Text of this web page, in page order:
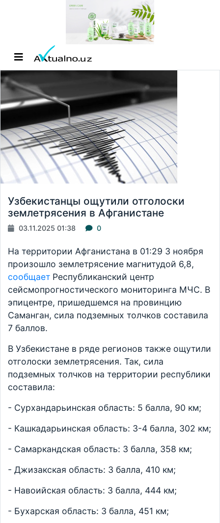
Узбекистанцы ощутили отголоски
землетрясения в Афганистане
03.11.2025 01:38 0
На территории Афганистана в 01:29 3 ноября
произошло землетрясение магнитудой 6,8,
сообщает Республиканский центр
сейсмопрогностического мониторинга МЧС. В
эпицентре, пришедшемся на провинцию
Саманган, сила подземных толчков составила
7 баллов.
В Узбекистане в ряде регионов также ощутили
отголоски землетрясения. Так, сила
подземных толчков на территории республики
составила:
- Сурхандарьинская область: 5 балла, 90 км;
- Кашкадарьинская область: 3-4 балла, 302 км;
- Самаркандская область: 3 балла, 358 км;
- Джизакская область: 3 балла, 410 км;
- Навоийская область: 3 балла, 444 км;
- Бухарская область: 3 балла, 451 км;